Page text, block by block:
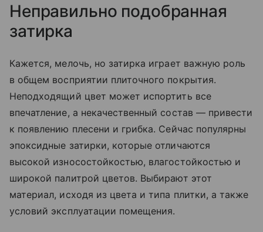
Неправильно подобранная
затирка
Кажется, мелочь, но затирка играет важную роль
в общем восприятии плиточного покрытия.
Неподходящий цвет может испортить все
впечатление, а некачественный состав — привести
к появлению плесени и грибка. Сейчас популярны
эпоксидные затирки, которые отличаются
высокой износостойкостью, влагостойкостью и
широкой палитрой цветов. Выбирают этот
материал, исходя из цвета и типа плитки, а также
условий эксплуатации помещения.